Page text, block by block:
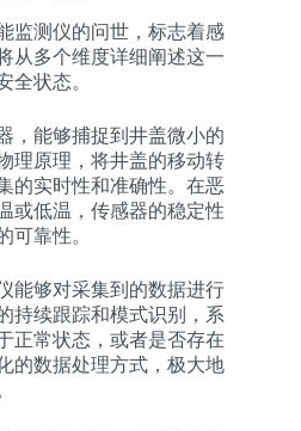
监测仪的问世，标志着感
从多个维度详细阐述这一
全状态。
，能够捕捉到井盖微小的
理原理，将井盖的移动转
的实时性和准确性。在恶
或低温，传感器的稳定性
可靠性。
能够对采集到的数据进行
持续跟踪和模式识别，系
正常状态，或者是否存在
的数据处理方式，极大地